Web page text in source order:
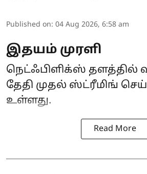
Published on: 04 Aug 2026, 6:58 am
இதயம் முரளி
நெட்ஃபிளிக்ஸ் தளத்தில்
தேதி முதல் ஸ்ட்ரீமிங்
உள்ளது.
Read More